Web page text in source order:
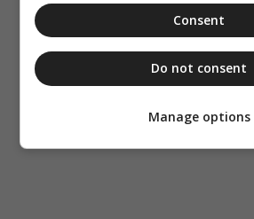
Consent
Do not consent
Manage options